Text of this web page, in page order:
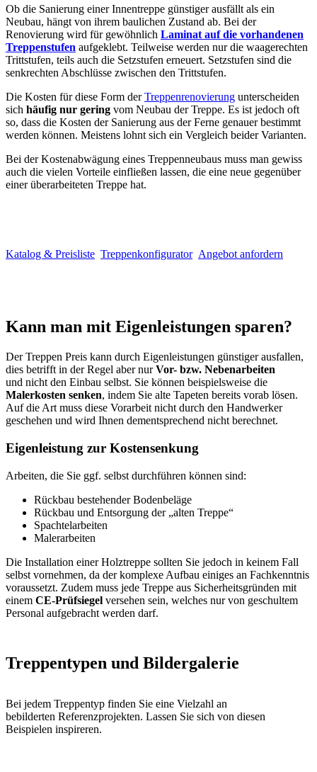
Ob die Sanierung einer Innentreppe günstiger ausfällt als ein
Neubau, hängt von ihrem baulichen Zustand ab. Bei der
Renovierung wird für gewöhnlich Laminat auf die vorhandenen
Treppenstufen aufgeklebt. Teilweise werden nur die waagerechten
Trittstufen, teils auch die Setzstufen erneuert. Setzstufen sind die
senkrechten Abschlüsse zwischen den Trittstufen.
Die Kosten für diese Form derTreppenrenovierung unterscheiden
sich häufig nur gering vom Neubau der Treppe. Es ist jedoch oft
so, dass die Kosten der Sanierung aus der Ferne genauer bestimmt
werden können. Meistens lohnt sich ein Vergleich beider Varianten.
Bei der Kostenabwägung eines Treppenneubaus muss man gewiss
auch die vielen Vorteile einfließen lassen, die eine neue gegenüber
einer überarbeiteten Treppe hat.
Katalog & Preisliste Treppenkonfigurator Angebot anfordern
Kann man mit Eigenleistungen sparen?
Der Treppen Preis kann durch Eigenleistungen günstiger ausfallen,
dies betrifft in der Regel aber nurVor- bzw. Nebenarbeiten
und nicht den Einbau selbst. Sie können beispielsweise die
Malerkosten senken, indem Sie alte Tapeten bereits vorab lösen.
Auf die Art muss diese Vorarbeit nicht durch den Handwerker
geschehen und wird Ihnen dementsprechend nicht berechnet.
Eigenleistung zur Kostensenkung
Arbeiten, die Sie ggf. selbst durchführen können sind:
Rückbau bestehender Bodenbeläge
Rückbau und Entsorgung der „alten Treppe“
Spachtelarbeiten
Malerarbeiten
Die Installation einer Holztreppe sollten Sie jedoch in keinem Fall
selbst vornehmen, da der komplexe Aufbau einiges an Fachkenntnis
voraussetzt. Zudem muss jede Treppe aus Sicherheitsgründen mit
einem CE-Prüfsiegel versehen sein, welches nur von geschultem
Personal aufgebracht werden darf.
Treppentypen und Bildergalerie
Bei jedem Treppentyp finden Sie eine Vielzahl an
bebilderten Referenzprojekten. Lassen Sie sich von diesen
Beispielen inspireren.